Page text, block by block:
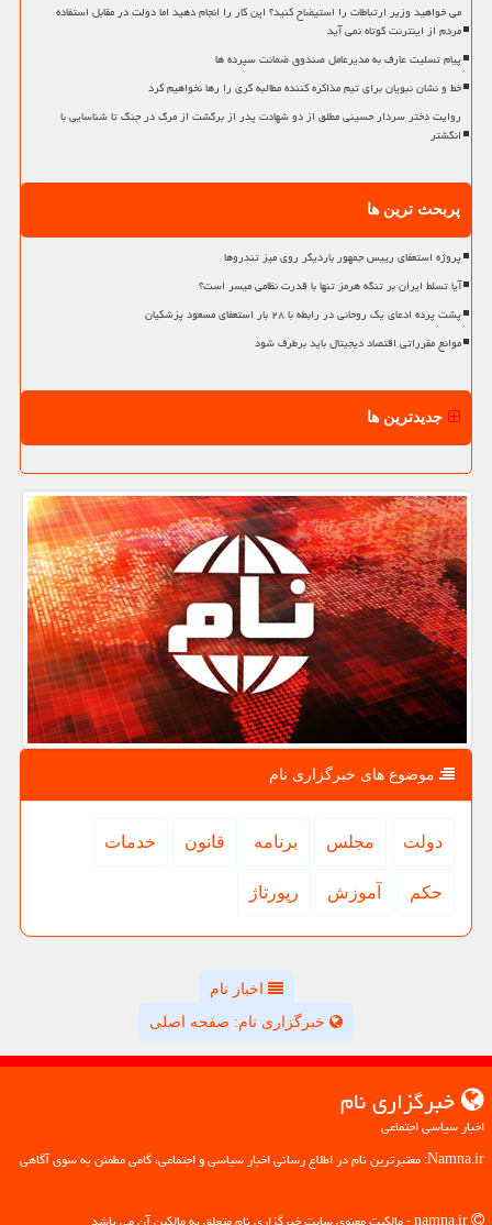
می خواهید وزیر ارتباطات را استیضاح کنید؟ این کار را انجام دهید اما دولت در مقابل استفاده
مردم از اینترنت کوتاه نمی آید
پیام تسلیت عارف به مدیرعامل صندوق ضمانت سپرده ها
خط و نشان نبویان برای تیم مذاکره کننده مطالبه گری را رها نخواهیم کرد
روایت دختر سردار حسینی مطلق از دو شهادت پدر از برگشت از مرگ در جنگ تا شناسایی با
انگشتر
پربحث ترین ها
پروژه استعفای رییس جمهور باردیگر روی میز تندروها
آیا تسلط ایران بر تنگه هرمز تنها با قدرت نظامی میسر است؟
پشت پرده ادعای یک روحانی در رابطه با ۲۸ بار استعفای مسعود پزشکیان
موانع مقرراتی اقتصاد دیجیتال باید برطرف شود
جدیدترین ها
موضوع های خبرگزاری نام
دولت مجلس برنامه قانون خدمات
حكم آموزش رپورتاژ
اخبار نام
خبرگزاری نام: صفحه اصلی
خبرگزاری نام
اخبار سیاسی اجتماعی
Namna.ir: معتبرترین نام در اطلاع رسانی اخبار سیاسی و اجتماعی، گامی مطمئن به سوی آگاهی